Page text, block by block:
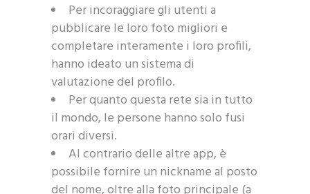
Per incoraggiare gli utenti a
pubblicare le loro foto migliori e
completare interamente i loro profili,
hanno ideato un sistema di
valutazione del profilo.
Per quanto questa rete sia in tutto
il mondo, le persone hanno solo fusi
orari diversi.
Al contrario delle altre app, è
possibile fornire un nickname al posto